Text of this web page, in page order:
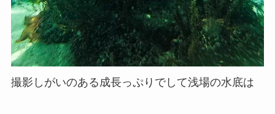
撮影しがいのある成長っぷりでして浅場の水底は